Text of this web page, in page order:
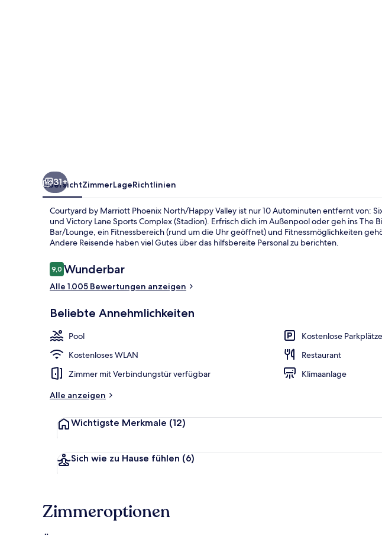
31+
ÜbersichtZimmerLageRichtlinien
Courtyard by Marriott Phoenix North/Happy Valley ist nur 10 Autominuten entfernt von:
und Victory Lane Sports Complex (Stadion). Erfrisch dich im Außenpool oder geh ins The
Bar/Lounge, ein Fitnessbereich (rund um die Uhr geöffnet) und Fitnessmöglichkeiten
Andere Reisende haben viel Gutes über das hilfsbereite Personal zu berichten.
Bewertungen
9,09,0 von 10.
Wunderbar
Alle 1.005 Bewertungen anzeigen
Beliebte Annehmlichkeiten
Pool
Kostenlose Parkplätze
Kostenloses WLAN
Restaurant
Zimmer mit Verbindungstür verfügbar
Klimaanlage
Alle anzeigen
Wichtigste Merkmale (12)
Sich wie zu Hause fühlen (6)
Zimmeroptionen